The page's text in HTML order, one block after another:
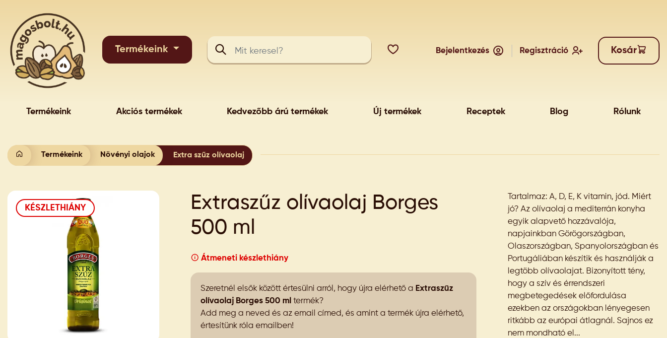
Termékeink Bejelentkezés Regisztráció Kosár
Termékeink Akciós termékek Kedvezőbb árú termékek Új termékek Receptek Blog Rólunk
Termékeink Növényi olajok Extra szűz olívaolaj
KÉSZLETHIÁNY
Extraszűz olívaolaj Borges
500 ml
Átmeneti készlethiány
Szeretnél elsők között értesülni arról, hogy újra elérhető a Extraszűz
olívaolaj Borges 500 ml termék?
Add meg a neved és az email címed, és amint a termék újra elérhető,
értesítünk róla emailben!
Tartalmaz: A, D, E, K vitamin, jód. Miért
jó? Az olívaolaj a mediterrán konyha
egyik alapvető hozzávalója,
napjainkban Görögországban,
Olaszországban, Spanyolországban és
Portugáliában készítik és használják a
legtöbb olívaolajat. Bizonyított tény,
hogy a szív és érrendszeri
megbetegedések előfordulása
ezekben az országokban lényegesen
ritkább az európai átlagnál. Sajnos ez
nem mondható el...